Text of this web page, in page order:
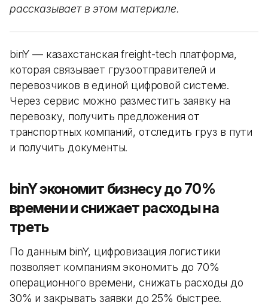
рассказывает в этом материале.
binY — казахстанская freight-tech платформа,
которая связывает грузоотправителей и
перевозчиков в единой цифровой системе.
Через сервис можно разместить заявку на
перевозку, получить предложения от
транспортных компаний, отследить груз в пути
и получить документы.
binY экономит бизнесу до 70%
времени и снижает расходы на
треть
По данным binY, цифровизация логистики
позволяет компаниям экономить до 70%
операционного времени, снижать расходы до
30% и закрывать заявки до 25% быстрее.